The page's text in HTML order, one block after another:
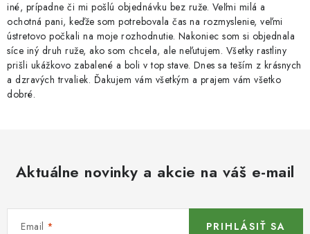
iné, prípadne či mi pošlú objednávku bez ruže. Veľmi milá a
ochotná pani, keďže som potrebovala čas na rozmyslenie, veľmi
ústretovo počkali na moje rozhodnutie. Nakoniec som si objednala
síce iný druh ruže, ako som chcela, ale neľutujem. Všetky rastliny
prišli ukážkovo zabalené a boli v top stave. Dnes sa teším z krásnych
a dzravých trvaliek. Ďakujem vám všetkým a prajem vám všetko
dobré.
Aktuálne novinky a akcie na váš e-mail
Email PRIHLÁSIŤ SA